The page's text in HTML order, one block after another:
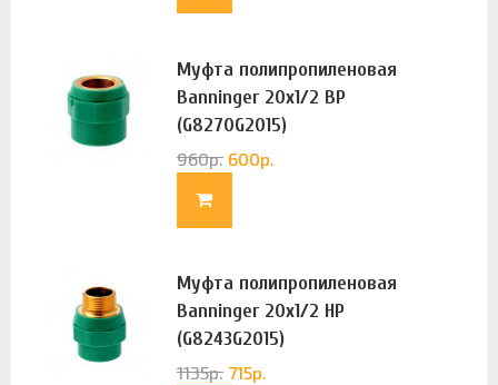
Муфта полипропиленовая
Banninger 20х1/2 ВР
(G8270G2015)
960р. 600р.
Муфта полипропиленовая
Banninger 20х1/2 НР
(G8243G2015)
1135р. 715р.